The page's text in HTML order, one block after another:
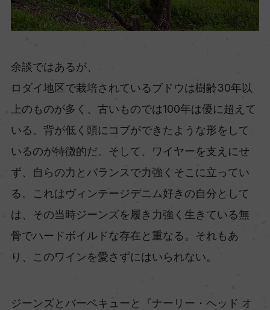
余談ではあるが、
ロダイ地区で栽培されているブドウは樹齢30年以
上のものが多く、古いものでは100年は優に超えて
いる。背が低く頭にコブができたような形をして
いるのが特徴的だ。そして、ワイヤーを支えにせ
ず、自らの力とバランスで力強くそこに立ってい
る。これはヴィンテージデニム好きの自分として
は、その当時ジーンズを履き力強く生きている無
骨でハードボイルドな存在と重なる。それもあ
り、このワインを愛さずにはいられない。
ジーンズとバーベキューと『ナーリー・ヘッド オ